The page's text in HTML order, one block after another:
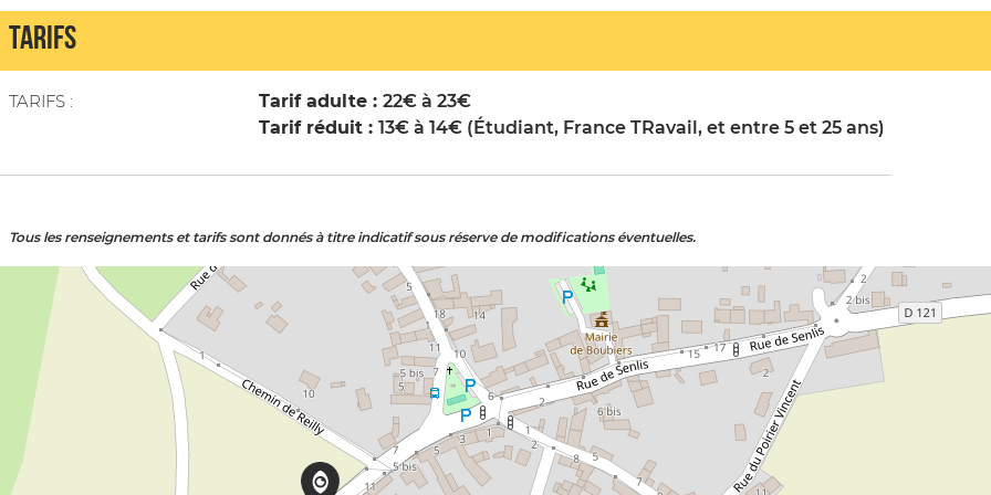
TARIFS : Tarif adulte : 22€ à 23€
Tarif réduit : 13€ à 14€ (Étudiant, France TRavail, et entre 5 et 25 ans)
TARIFS
Tous les renseignements et tarifs sont donnés à titre indicatif sous réserve de modifications éventuelles.